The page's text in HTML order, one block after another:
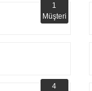
1
Müşteri
4